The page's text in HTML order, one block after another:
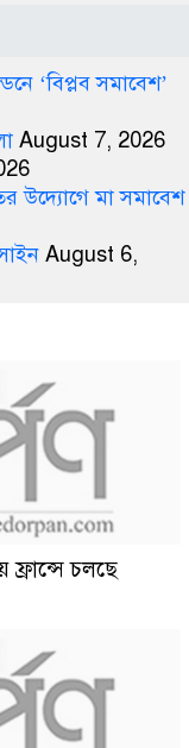
‘বিপ্লব সমাবেশ’
August 7, 2026
উদ্যোগে মা সমাবেশ
August 6,
চলছে